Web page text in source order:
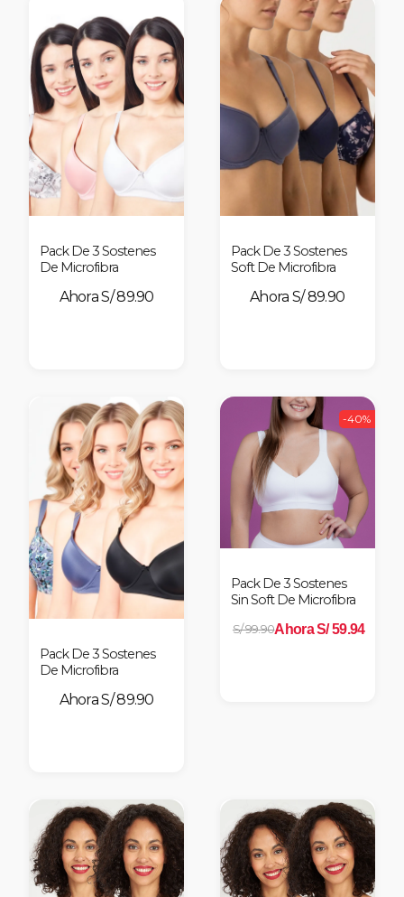
Pack De 3 Sostenes
De Microfibra
S/ 89.90
Pack De 3 Sostenes
Soft De Microfibra
S/ 89.90
Pack De 3 Sostenes
De Microfibra
S/ 89.90
-40%
Pack De 3 Sostenes
Sin Soft De Microfibra
S/ 99.90Ahora S/ 59.94